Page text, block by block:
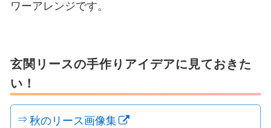
ワーアレンジです。
玄関リースの手作りアイデアに見ておきた
い！
秋のリース画像集